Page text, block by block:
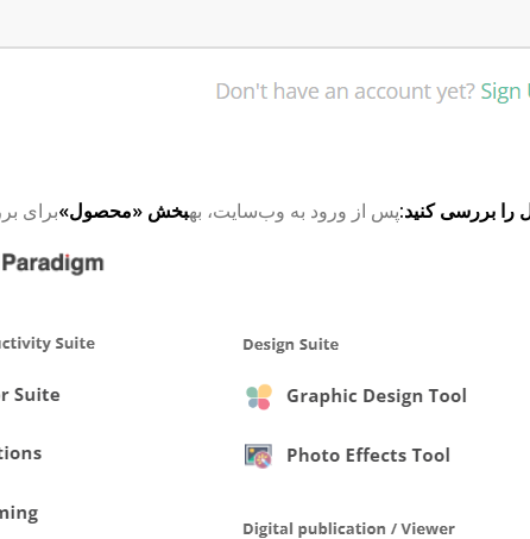
بررسی کنید:پس از ورود به وب‌سایت، بهبخش «محصول»برای